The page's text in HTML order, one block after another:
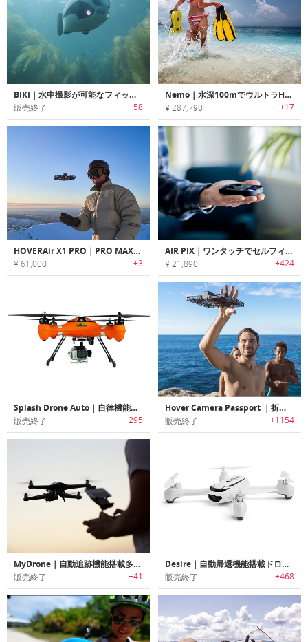
BIKI｜水中撮影が可能なフィッシュデザインドローン「ビキ」
販売終了 +58
Nemo｜水深100mでウルトラHD撮影・VR体験可能な水中ドローン「ニモ」
¥ 287,790 +17
HOVERAir X1 PRO｜PRO MAX｜8K撮影が可能なアクションカメラドローン
¥ 61,000 +3
AIR PIX｜ワンタッチでセルフィー撮影可能なポケットサイズドローン「エアピックス」
¥ 21,890 +424
Splash Drone Auto｜自律機能付き防水性ドローン「スプラッシュ・ドローン」
販売終了 +295
Hover Camera Passport ｜折りたたみ可能なAI搭載ポータブル空中撮影カメラ「ホバーカメラパスポート」
販売終了 +1154
MyDrone｜自動追跡機能搭載多機能ドローン「マイドローン」
販売終了 +41
Desire｜自動帰還機能搭載ドローン「デザイア」
販売終了 +468